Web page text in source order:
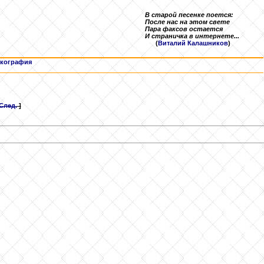
В старой песенке поется:
После нас на этом свете
Пара факсов остается
И страничка в интернете...
(Виталий Калашников)
]